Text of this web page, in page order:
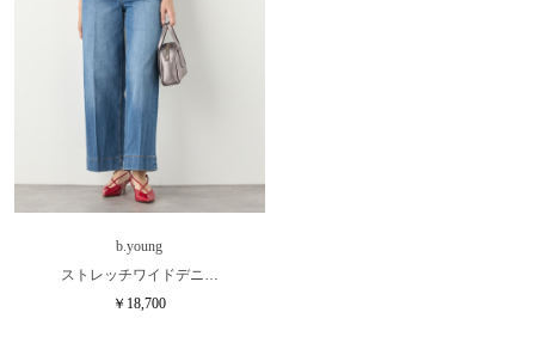
b.young
ストレッチワイドデニ…
￥18,700